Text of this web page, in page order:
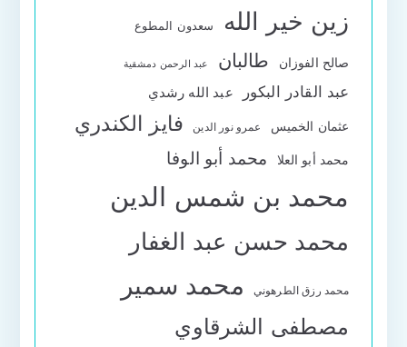
زين خير الله سعدون المطوع
صالح الفوزان طالبان عبد الرحمن دمشقية
عبد القادر البكور عبد الله رشدي
عثمان الخميس عمرو نور الدين فايز الكندري
محمد أبو العلا محمد أبو الوفا
محمد بن شمس الدين
محمد حسن عبد الغفار
محمد رزق الطرهوني محمد سمير
مصطفى الشرقاوي